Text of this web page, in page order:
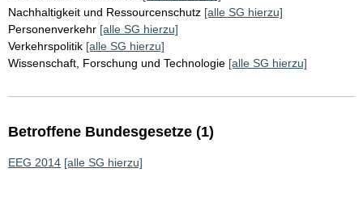
Nachhaltigkeit und Ressourcenschutz [alle SG hierzu]
Personenverkehr [alle SG hierzu]
Verkehrspolitik [alle SG hierzu]
Wissenschaft, Forschung und Technologie [alle SG hierzu]
Betroffene Bundesgesetze (1)
EEG 2014 [alle SG hierzu]